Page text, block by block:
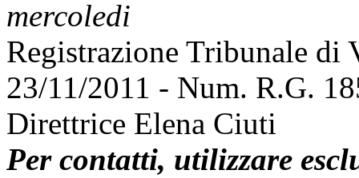
mercoledi
Registrazione Tribunale di
23/11/2011 - Num. R.G.
Direttrice Elena Ciuti
Per contatti, utilizzare